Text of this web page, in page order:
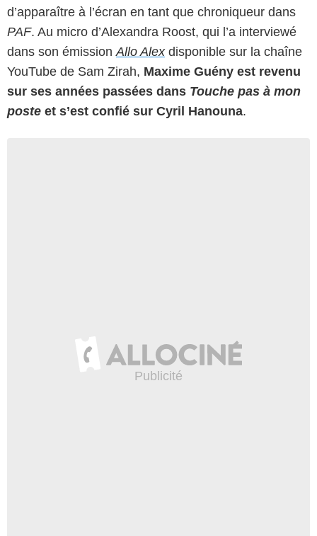
d’apparaître à l’écran en tant que chroniqueur dans
PAF. Au micro d’Alexandra Roost, qui l’a interviewé
dans son émission Allo Alexdisponible sur la chaîne
YouTube de Sam Zirah, Maxime Guény est revenu
sur ses années passées dans Touche pas à mon
poste et s’est confié sur Cyril Hanouna.